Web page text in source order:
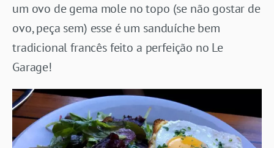
um ovo de gema mole no topo (se não gostar de
ovo, peça sem) esse é um sanduíche bem
tradicional francês feito a perfeição no Le
Garage!